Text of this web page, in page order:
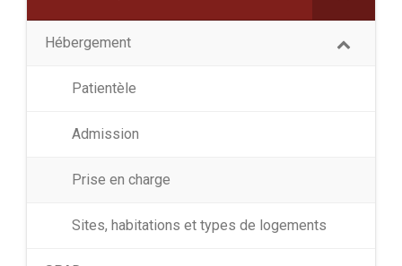
Hébergement
Patientèle
Admission
Prise en charge
Sites, habitations et types de logements